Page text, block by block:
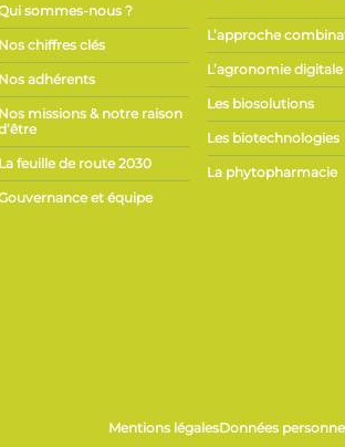
sommes-nous ?
Nos chiffres clés
Nos adhérents
Nos missions & notre raison
La feuille de route 2030
et équipe
L’approche
L’agronomie digitale
Les biosolutions
Les biotechnologies
La phytopharmacie
Mentions légalesDonnées